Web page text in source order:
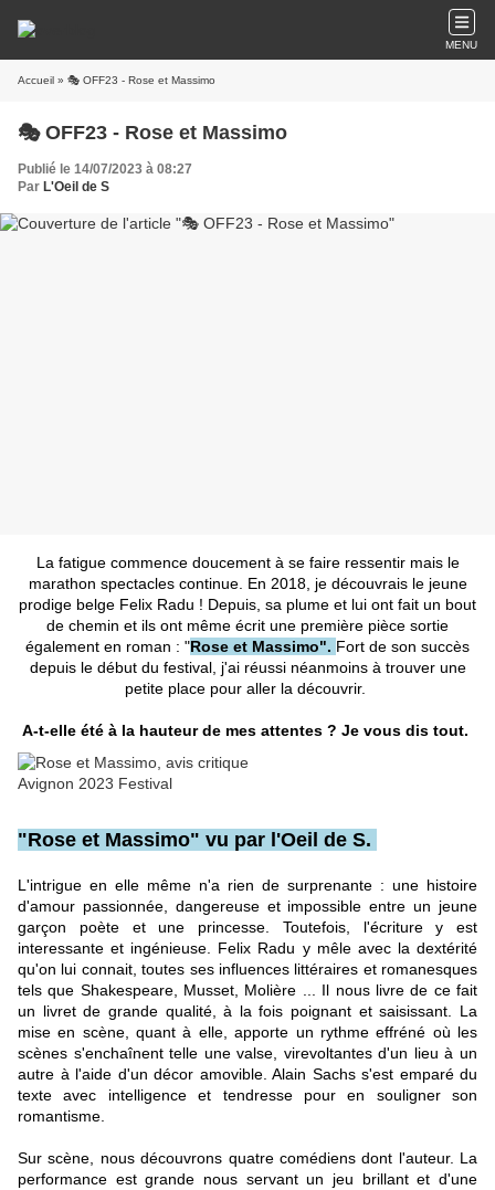
MENU
Accueil » 🎭 OFF23 - Rose et Massimo
🎭 OFF23 - Rose et Massimo
Publié le 14/07/2023 à 08:27
Par L'Oeil de S
La fatigue commence doucement à se faire ressentir mais le
marathon spectacles continue. En 2018, je découvrais le jeune
prodige belge Felix Radu ! Depuis, sa plume et lui ont fait un bout
de chemin et ils ont même écrit une première pièce sortie
également en roman : "Rose et Massimo". Fort de son succès
depuis le début du festival, j'ai réussi néanmoins à trouver une
petite place pour aller la découvrir.
A-t-elle été à la hauteur de mes attentes ? Je vous dis tout.
"Rose et Massimo" vu par l'Oeil de S.
L'intrigue en elle même n'a rien de surprenante : une histoire
d'amour passionnée, dangereuse et impossible entre un jeune
garçon poète et une princesse. Toutefois, l'écriture y est
interessante et ingénieuse. Felix Radu y mêle avec la dextérité
qu'on lui connait, toutes ses influences littéraires et romanesques
tels que Shakespeare, Musset, Molière ... Il nous livre de ce fait
un livret de grande qualité, à la fois poignant et saisissant. La
mise en scène, quant à elle, apporte un rythme effréné où les
scènes s'enchaînent telle une valse, virevoltantes d'un lieu à un
autre à l'aide d'un décor amovible. Alain Sachs s'est emparé du
texte avec intelligence et tendresse pour en souligner son
romantisme.
Sur scène, nous découvrons quatre comédiens dont l'auteur. La
performance est grande nous servant un jeu brillant et d'une